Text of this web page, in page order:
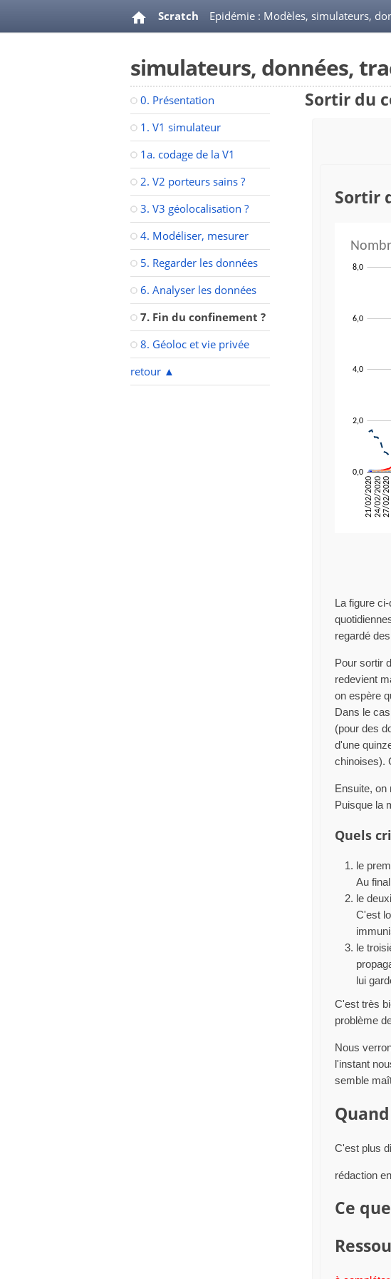
Scratch Epidémie : Modèles, simulateurs,
simulateurs, données,
0. Présentation
1. V1 simulateur
1a. codage de la V1
2. V2 porteurs sains ?
3. V3 géolocalisation ?
4. Modéliser, mesurer
5. Regarder les données
6. Analyser les données
7. Fin du confinement ?
8. Géoloc et vie privée
retour ▲
Sortir du
Sortir
La figure
regardé
Pour sortir
redevient
on espère
Dans le
(pour des
d'une
chinoises).
Ensuite, on
Puisque la
Quels
le
Au
le
C'est
le
lui
C'est très
problème
Nous
l'instant
semble
C'est plus
rédaction
Ce